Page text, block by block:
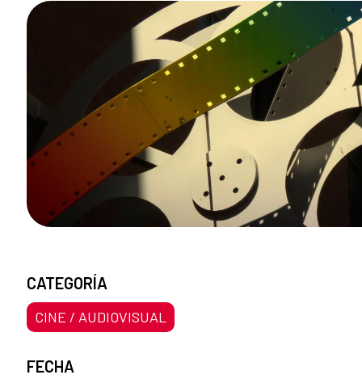
CATEGORÍA
CINE / AUDIOVISUAL
FECHA